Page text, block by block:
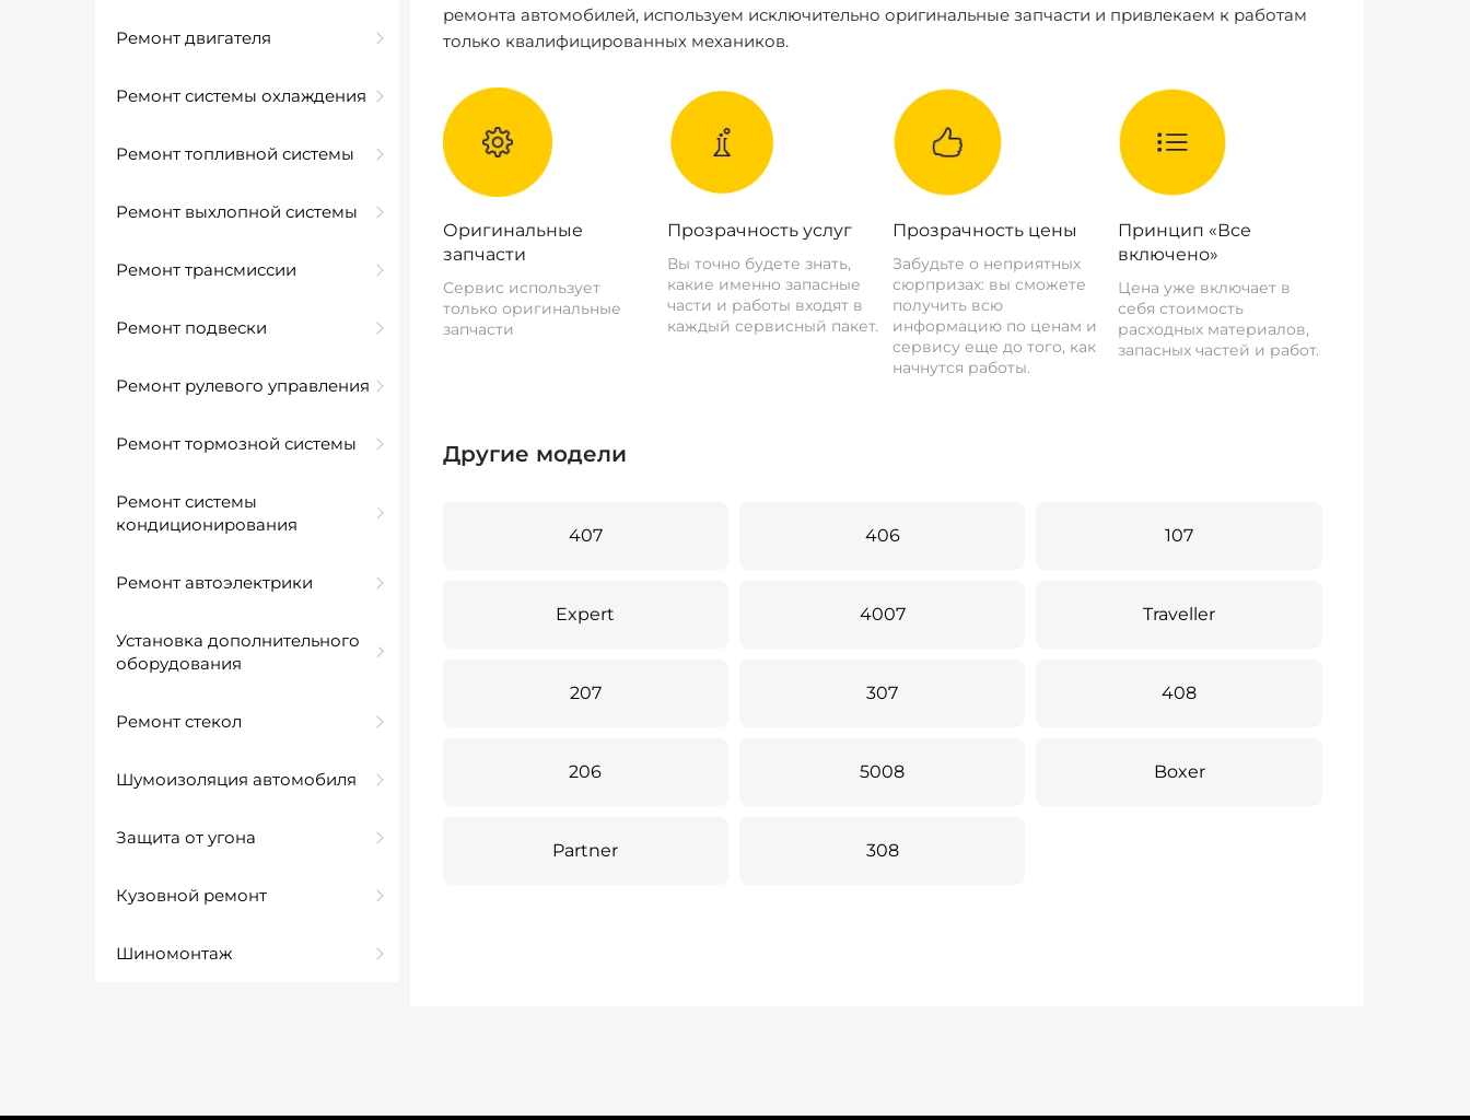
Ремонт двигателя
Ремонт системы охлаждения
Ремонт топливной системы
Ремонт выхлопной системы
Ремонт трансмиссии
Ремонт подвески
Ремонт рулевого управления
Ремонт тормозной системы
Ремонт системы
кондиционирования
Ремонт автоэлектрики
Установка дополнительного
оборудования
Ремонт стекол
Шумоизоляция автомобиля
Защита от угона
Кузовной ремонт
Шиномонтаж
ремонта автомобилей, используем исключительно оригинальные запчасти и привлекаем к работам
только квалифицированных механиков.
Оригинальные
запчасти
Сервис использует
только оригинальные
запчасти
Прозрачность услуг
Вы точно будете знать,
какие именно запасные
части и работы входят в
каждый сервисный пакет.
Прозрачность цены
Забудьте о неприятных
сюрпризах: вы сможете
получить всю
информацию по ценам и
сервису еще до того, как
начнутся работы.
Принцип «Все
включено»
Цена уже включает в
себя стоимость
расходных материалов,
запасных частей и работ.
Другие модели
407 406 107
Expert 4007 Traveller
207 307 408
206 5008 Boxer
Partner 308